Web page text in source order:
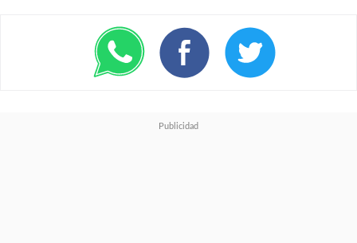
Pro Maxse lanzarán en
septiembre, inmediatamente
procesadores de Qualcomm,